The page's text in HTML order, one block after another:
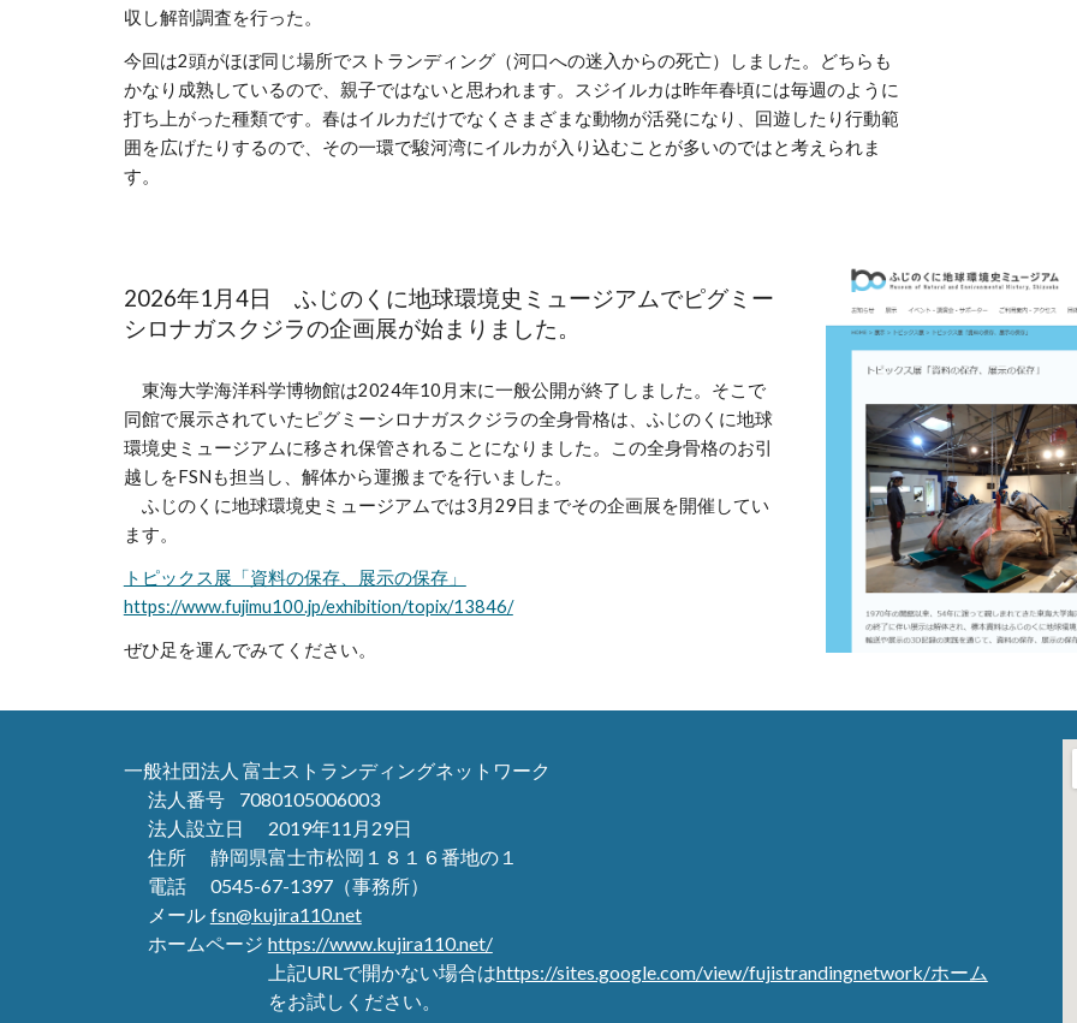
収し解剖調査を行った。
今回は2頭がほぼ同じ場所でストランディング（河口への迷入からの死亡）しました。どちらも
かなり成熟しているので、親子ではないと思われます。スジイルカは昨年春頃には毎週のように
打ち上がった種類です。春はイルカだけでなくさまざまな動物が活発になり、回遊したり行動範
囲を広げたりするので、その一環で駿河湾にイルカが入り込むことが多いのではと考えられま
す。
2026年1月4日 ふじのくに地球環境史ミュージアムでピグミー
シロナガスクジラの企画展が始まりました。
東海大学海洋科学博物館は2024年10月末に一般公開が終了しました。そこで
同館で展示されていたピグミーシロナガスクジラの全身骨格は、ふじのくに地球
環境史ミュージアムに移され保管されることになりました。
この全身骨格のお引
越しをFSNも担当し、解体から運搬までを行いました。
ふじのくに地球環境史ミュージアムでは3月29日までその企画展を開催してい
ます。
トピックス展「資料の保存、展示の保存」
https://www.fujimu100.jp/exhibition/topix/13846/
ぜひ足を運んでみてください。
一般社団法人 富士ストランディングネットワーク
法人番号
7080105006003
法人設立日
2019年11月29日
住所
静岡県富士市松岡１８１６番地の１
電話
0545-67-1397（事務所）
メール fsn@kujira110.net
ホームページ https://www.kujira110.net/
上記URLで開かない場合はhttps://sites.google.com/view/fujistrandingnetwork/ホーム
をお試しください。